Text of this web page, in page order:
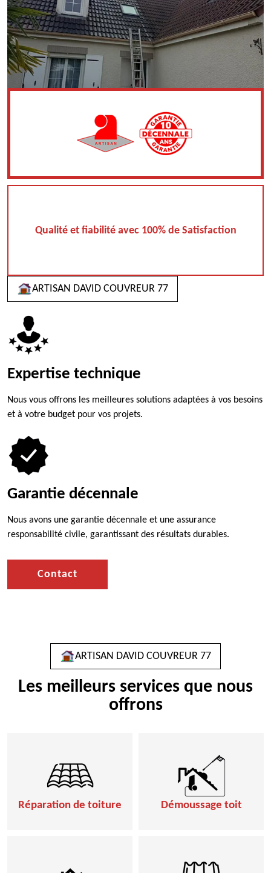
Qualité et fiabilité avec 100% de Satisfaction
ARTISAN DAVID COUVREUR 77
Expertise technique
Nous vous offrons les meilleures solutions adaptées à vos besoins
et à votre budget pour vos projets.
Garantie décennale
Nous avons une garantie décennale et une assurance
responsabilité civile, garantissant des résultats durables.
Contact
ARTISAN DAVID COUVREUR 77
Les meilleurs services que nous
offrons
Réparation de toiture Démoussage toit